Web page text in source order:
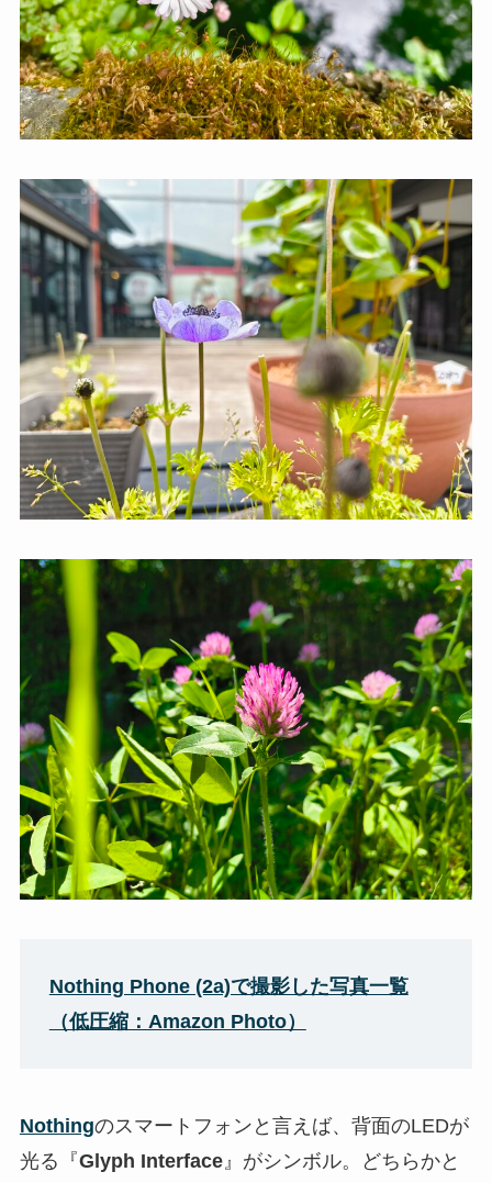
Nothing Phone (2a)で撮影した写真一覧
（低圧縮：Amazon Photo）
Nothingのスマートフォンと言えば、背面のLEDが
光る『Glyph Interface』がシンボル。どちらかと